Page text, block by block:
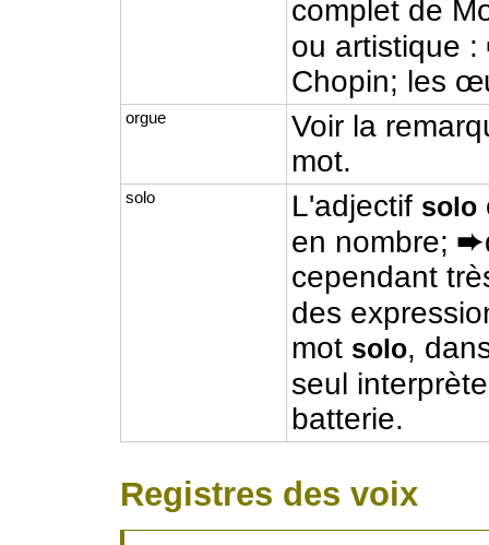
complet de
ou artistique :
Chopin; les
orgue
Voir la
mot.
solo L'adjectif solo
en nombre;➨
cependant
des
mot solo,
seul
batterie.
Registres des voix